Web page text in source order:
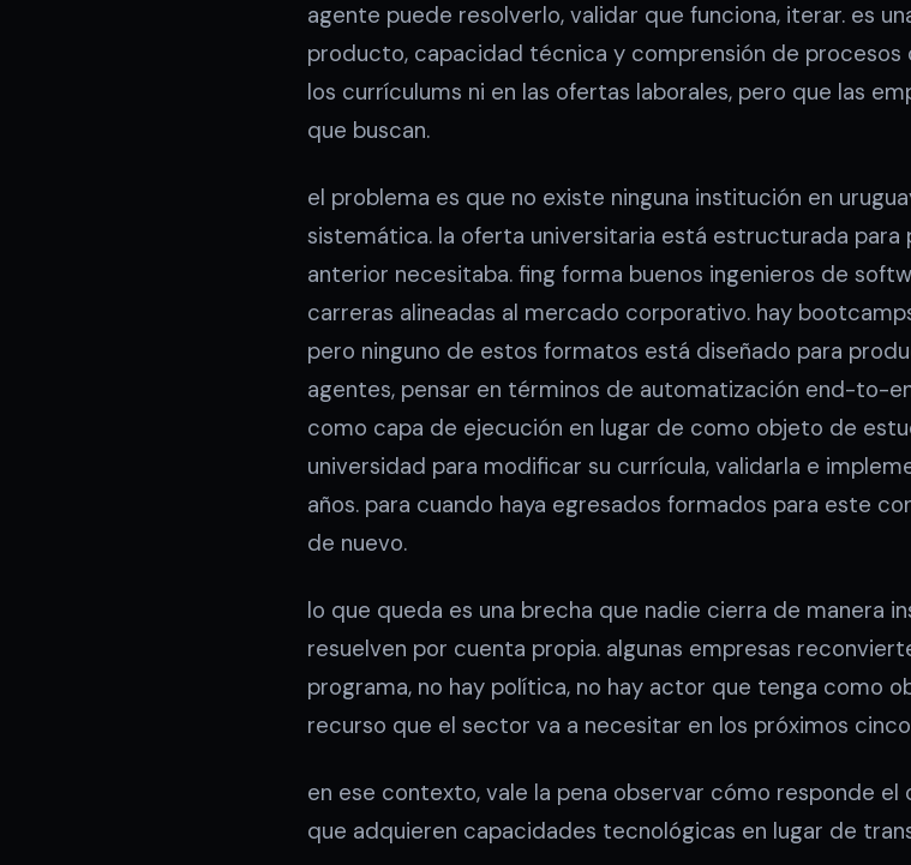
agente puede resolverlo, validar que funciona, iterar. es
producto, capacidad técnica y comprensión de
los currículums ni en las ofertas laborales, pero que las
que buscan.
el problema es que no existe ninguna institución en
sistemática. la oferta universitaria está estructurada
anterior necesitaba. fing forma buenos ingenieros de
carreras alineadas al mercado corporativo. hay
pero ninguno de estos formatos está diseñado para
agentes, pensar en términos de automatización end-to-
como capa de ejecución en lugar de como objeto de
universidad para modificar su currícula, validarla e
años. para cuando haya egresados formados para este
de nuevo.
lo que queda es una brecha que nadie cierra de manera
resuelven por cuenta propia. algunas empresas
programa, no hay política, no hay actor que tenga como
recurso que el sector va a necesitar en los próximos
en ese contexto, vale la pena observar cómo responde
que adquieren capacidades tecnológicas en lugar de